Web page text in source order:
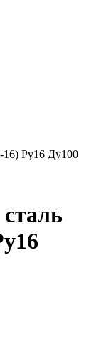
16) Ру16 Ду100